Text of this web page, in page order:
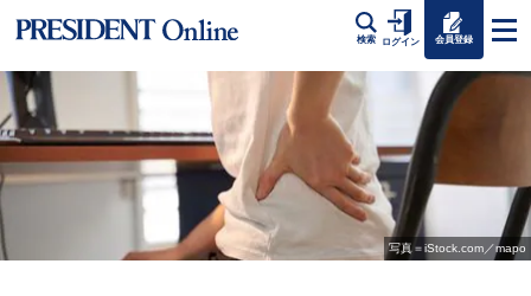
検索 ログイン 会員登録
写真＝iStock.com／mapo